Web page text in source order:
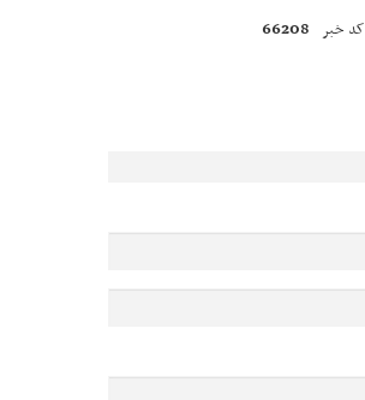
کد خبر 66208